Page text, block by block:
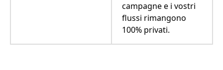
campagne e i vostri
flussi rimangono
100% privati.